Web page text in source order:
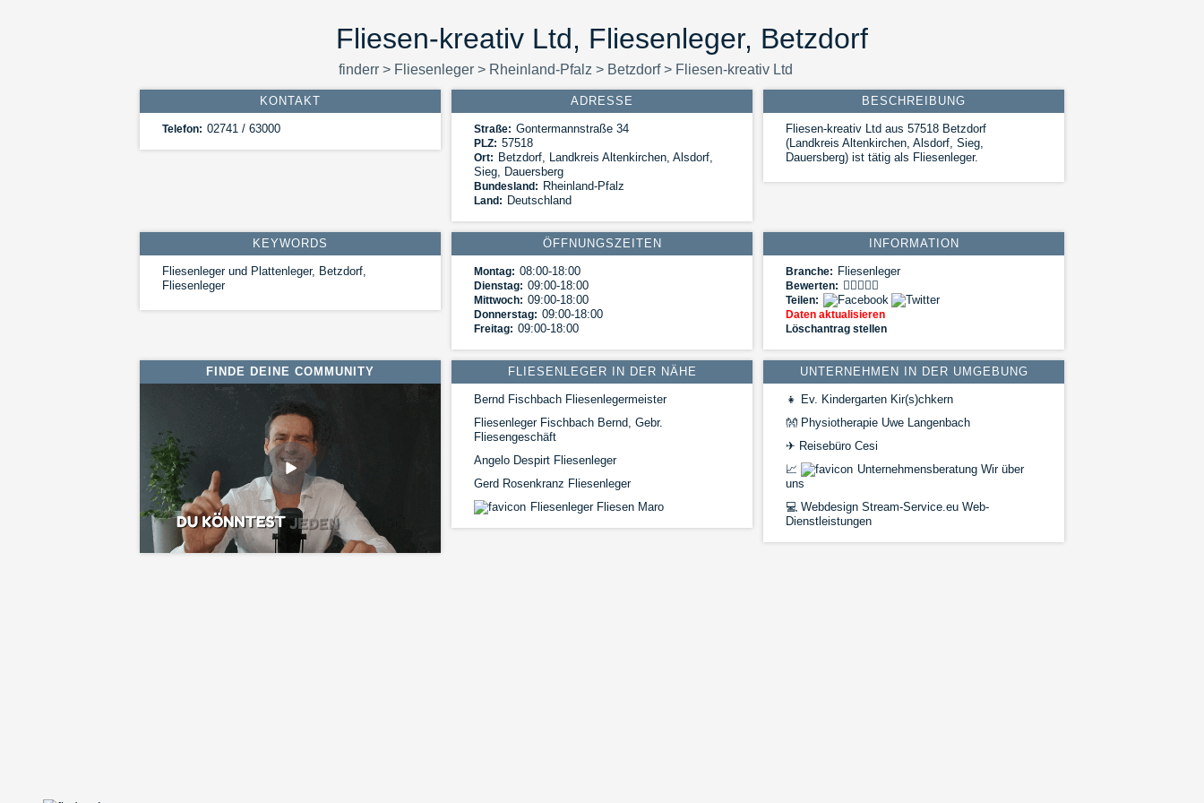
Fliesen-kreativ Ltd, Fliesenleger, Betzdorf
finderr > Fliesenleger > Rheinland-Pfalz > Betzdorf> Fliesen-kreativ Ltd
KONTAKT
Telefon: 02741 / 63000
ADRESSE
Straße: Gontermannstraße 34
PLZ: 57518
Ort: Betzdorf, Landkreis Altenkirchen, Alsdorf,
Sieg, Dauersberg
Bundesland: Rheinland-Pfalz
Land: Deutschland
BESCHREIBUNG
Fliesen-kreativ Ltd aus 57518 Betzdorf
(Landkreis Altenkirchen, Alsdorf, Sieg,
Dauersberg) ist tätig als Fliesenleger.
KEYWORDS
Fliesenleger und Plattenleger, Betzdorf,
Fliesenleger
ÖFFNUNGSZEITEN
Montag: 08:00-18:00
Dienstag: 09:00-18:00
Mittwoch: 09:00-18:00
Donnerstag: 09:00-18:00
Freitag: 09:00-18:00
INFORMATION
Branche: Fliesenleger
Bewerten:
Teilen:
Daten aktualisieren
Löschantrag stellen
FINDE DEINE COMMUNITY FLIESENLEGER IN DER NÄHE
Bernd Fischbach Fliesenlegermeister
Fliesenleger Fischbach Bernd, Gebr.
Fliesengeschäft
Angelo Despirt Fliesenleger
Gerd Rosenkranz Fliesenleger
Fliesenleger Fliesen Maro
UNTERNEHMEN IN DER UMGEBUNG
👧
Ev. Kindergarten Kir(s)chkern
👐 Physiotherapie Uwe Langenbach
✈ Reisebüro Cesi
📈
Unternehmensberatung Wir über
uns
💻 Webdesign Stream-Service.eu Web-
Dienstleistungen